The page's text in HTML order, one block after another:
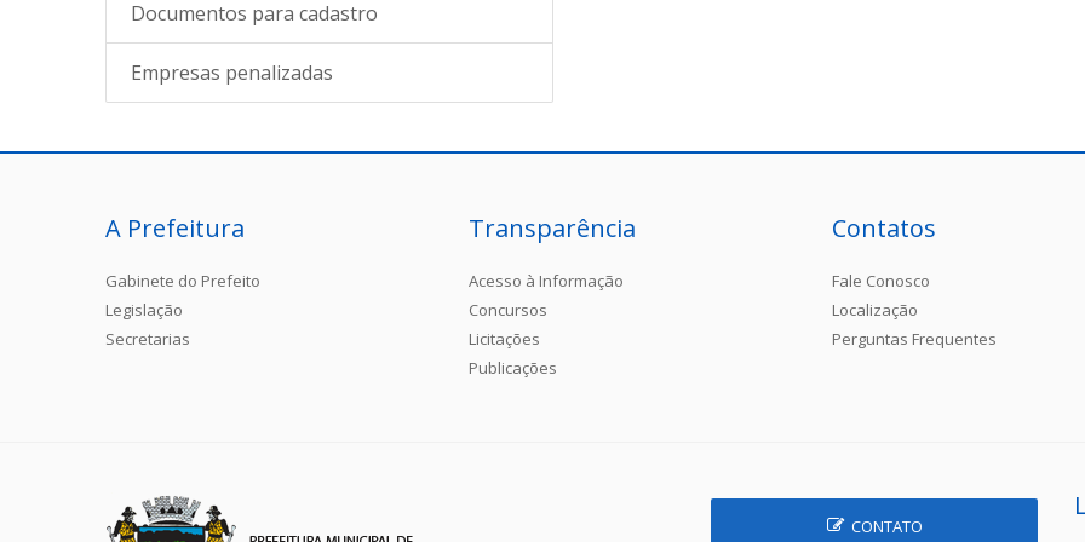
Documentos para cadastro
Empresas penalizadas
A Prefeitura
Gabinete do Prefeito
Legislação
Secretarias
Transparência
Acesso à Informação
Concursos
Licitações
Publicações
Contatos
Fale Conosco
Localização
Perguntas Frequentes
CONTATO